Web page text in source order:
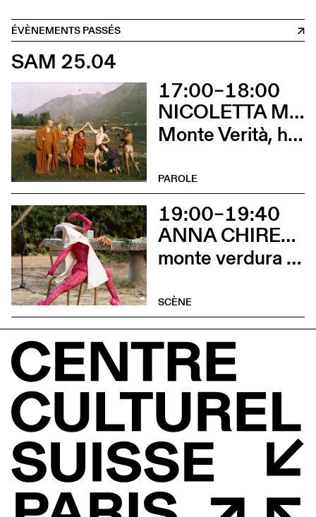
ÉVÈNEMENTS PASSÉS
SAM 25.04
17:00–18:00
NICOLETTA MONGINI ET FEDERICA CHIOCCHETTI
Monte Verità, histoire et futur du mont magnétique
PAROLE
19:00–19:40
ANNA CHIRESCU
monte verdura (prélude)
SCÈNE